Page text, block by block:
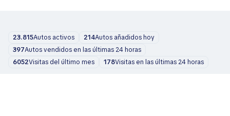
23.815Autos activos 214Autos añadidos hoy
397Autos vendidos en las últimas 24 horas
6052Visitas del último mes 178Visitas en las últimas 24 horas